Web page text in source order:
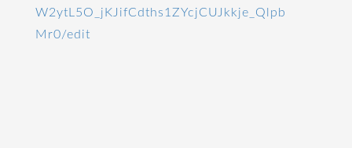
W2ytL5O_jKJifCdths1ZYcjCUJkkje_Qlpb
Mr0/edit